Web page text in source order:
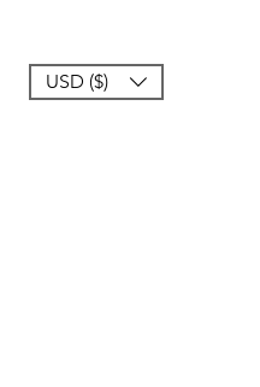
USD ($)